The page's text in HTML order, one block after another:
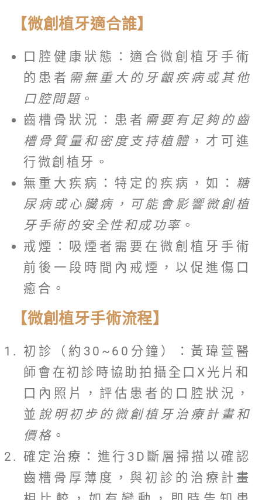
【微創植牙適合誰】
口腔健康狀態：適合微創植牙手術
的患者 需無重大的牙齦疾病或其他
口腔問題 。
齒槽骨狀況：患者 需要有足夠的齒
槽骨質量和密度支持植體 ，才可進
行微創植牙。
無重大疾病：特定的疾病，如： 糖
尿病或心臟病，可能會影響微創植
牙手術的安全性和成功率 。
戒煙：吸煙者需要在微創植牙手術
前後一段時間內戒煙，以促進傷口
癒合。
【微創植牙手術流程】
初診（約30~60分鐘）：黃瑋萱醫
師會在初診時協助拍攝全口X光片和
口內照片，評估患者的口腔狀況，
並 說明初步的微創植牙治療計畫和
價格 。
確定治療：進行3D斷層掃描以確認
齒槽骨厚薄度，與初診的治療計畫